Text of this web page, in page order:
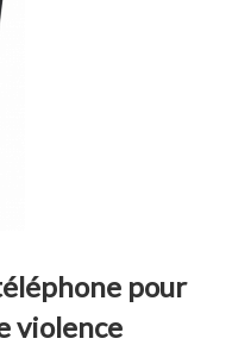
pour
violence